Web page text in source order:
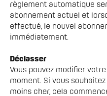
règlement automatique
abonnement actuel et
effectué, le nouvel
immédiatement.
Déclasser
Vous pouvez modifier
moment. Si vous
moins cher, cela